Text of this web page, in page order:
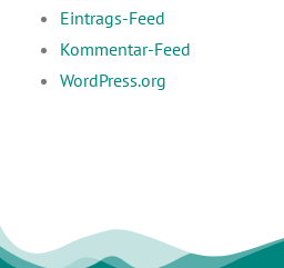
Eintrags-Feed
Kommentar-Feed
WordPress.org